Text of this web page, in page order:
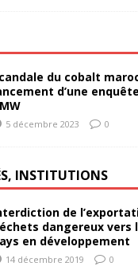
du cobalt
d’une
5 décembre 2023 0
INSTITUTIONS
de
dangereux vers
en développement
14 décembre 2019 0